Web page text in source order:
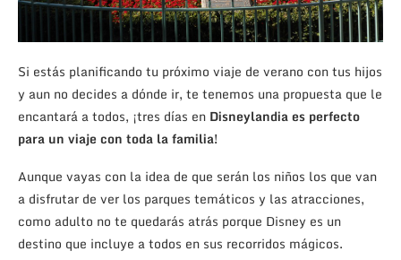
Si estás planificando tu próximo viaje de verano con tus hijos
y aun no decides a dónde ir, te tenemos una propuesta que le
encantará a todos, ¡tres días en Disneylandia es perfecto
para un viaje con toda la familia!
Aunque vayas con la idea de que serán los niños los que van
a disfrutar de ver los parques temáticos y las atracciones,
como adulto no te quedarás atrás porque Disney es un
destino que incluye a todos en sus recorridos mágicos.